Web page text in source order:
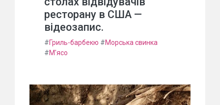
ресторану в США —
відеозапис.
#Гриль-барбекю #Морська свинка
#М'ясо